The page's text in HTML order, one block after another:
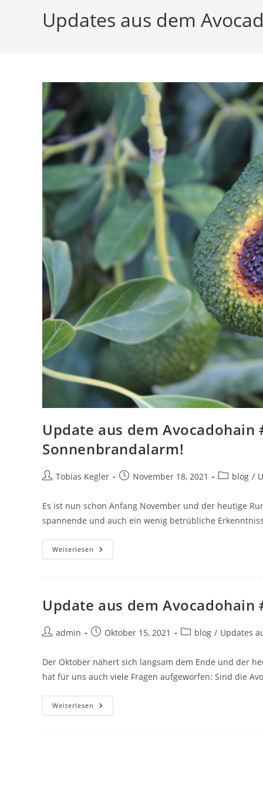
Updates aus dem
Update aus dem Avocadohain
Sonnenbrandalarm!
Tobias Kegler November 18, 2021 blog /
Es ist nun schon Anfang November und der heutige
spannende und auch ein wenig betrübliche
Weiterlesen
Update aus dem Avocadohain
admin Oktober 15, 2021 blog / Updates
Der Oktober nähert sich langsam dem Ende und der
hat für uns auch viele Fragen aufgeworfen: Sind die
Weiterlesen